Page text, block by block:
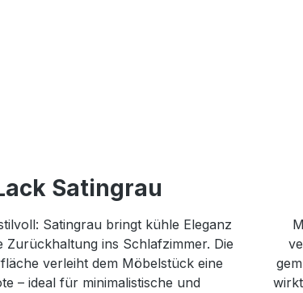
Satingrau
Satingrau bringt kühle Eleganz
Zurückhaltung ins Schlafzimmer. Die
verleiht dem Möbelstück eine
– ideal für minimalistische und